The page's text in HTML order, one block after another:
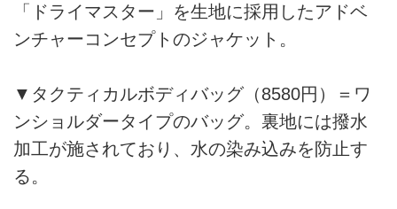
「ドライマスター」を生地に採用したアドベ
ンチャーコンセプトのジャケット。
▼タクティカルボディバッグ（8580円）＝ワ
ンショルダータイプのバッグ。裏地には撥水
加工が施されており、水の染み込みを防止す
る。